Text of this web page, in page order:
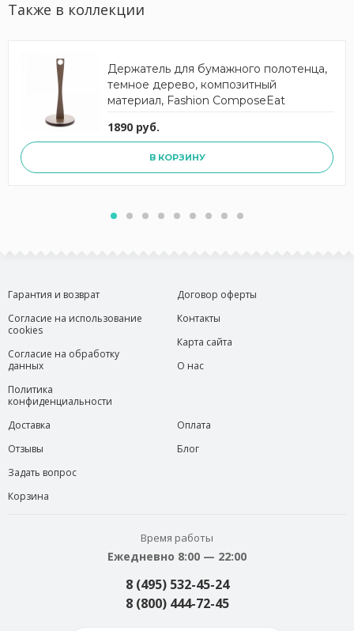
Также в коллекции
Держатель для бумажного полотенца,
темное дерево, композитный
материал, Fashion ComposeEat
1890 руб.
В КОРЗИНУ
Гарантия и возврат
Согласие на использование
cookies
Согласие на обработку
данных
Политика
конфиденциальности
Договор оферты
Контакты
Карта сайта
О нас
Доставка
Отзывы
Задать вопрос
Корзина
Оплата
Блог
Время работы
Ежедневно 8:00 — 22:00
8 (495) 532-45-24
8 (800) 444-72-45